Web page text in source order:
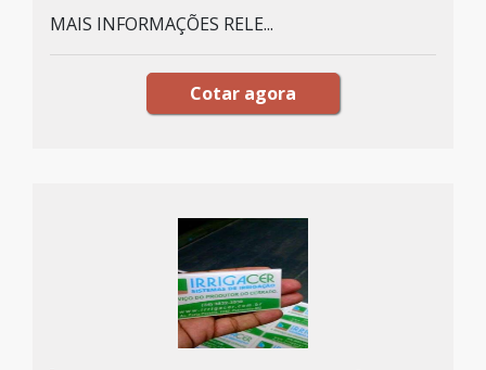
MAIS INFORMAÇÕES RELE...
Cotar agora